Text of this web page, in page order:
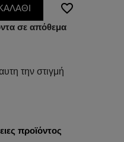
favorite_border
σε απόθεμα
την στιγμή
προϊόντος